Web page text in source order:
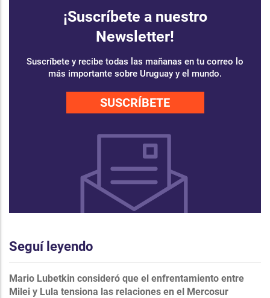
¡Suscríbete a nuestro
Newsletter!
Suscríbete y recibe todas las mañanas en tu correo lo
más importante sobre Uruguay y el mundo.
SUSCRÍBETE
Seguí leyendo
Mario Lubetkin consideró que el enfrentamiento entre
Milei y Lula tensiona las relaciones en el Mercosur